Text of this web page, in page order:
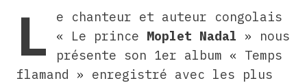
L
e chanteur et auteur congolais
« Le prince Moplet Nadal » nous
présente son 1er album « Temps
flamand » enregistré avec les plus